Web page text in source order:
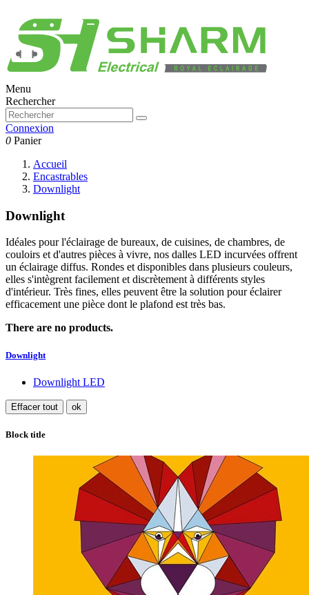
Menu
Rechercher
Connexion
0 Panier
Accueil
Encastrables
Downlight
Downlight
Idéales pour l'éclairage de bureaux, de cuisines, de chambres, de
couloirs et d'autres pièces à vivre, nos dalles LED incurvées offrent
un éclairage diffus. Rondes et disponibles dans plusieurs couleurs,
elles s'intègrent facilement et discrètement à différents styles
d'intérieur. Très fines, elles peuvent être la solution pour éclairer
efficacement une pièce dont le plafond est très bas.
There are no products.
Downlight
Downlight LED
Effacer tout ok
Block title